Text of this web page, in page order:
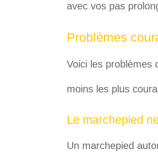
avec vos pas
Problèmes
Voici les problèmes
moins les plus
Le marchepied
Un marchepied